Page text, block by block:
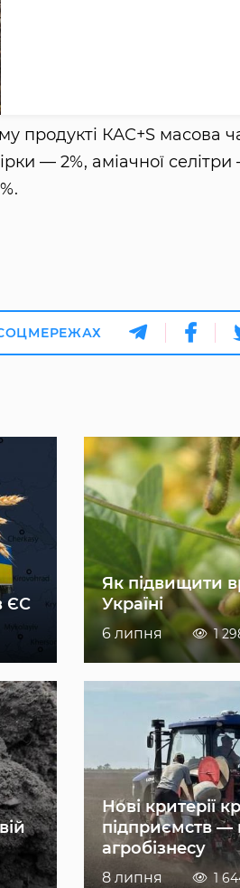
продукті КАС+S масова
— 2%, аміачної
ЄС
Як підвищити
Україні
6 липня 1
Нові критерії
підприємств —
агробізнесу
8 липня 1